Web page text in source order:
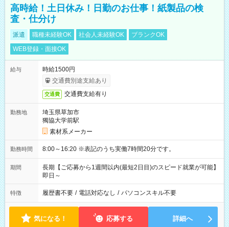
高時給！土日休み！日勤のお仕事！紙製品の検
査・仕分け
派遣 職種未経験OK 社会人未経験OK
ブランクOK
WEB登録・面接OK
給与
時給1500円
交通費別途支給あり
交通費 交通費支給有り
勤務地
埼玉県草加市
獨協大学前駅
素材系メーカー
勤務時間 8:00～16:20 ※表記のうち実働7時間20分です。
期間
長期【ご応募から1週間以内(最短2日目)のスピード就業が可能】
即日～
特徴 履歴書不要 / 電話対応なし / パソコンスキル不要
気になる！ 応募する 詳細へ